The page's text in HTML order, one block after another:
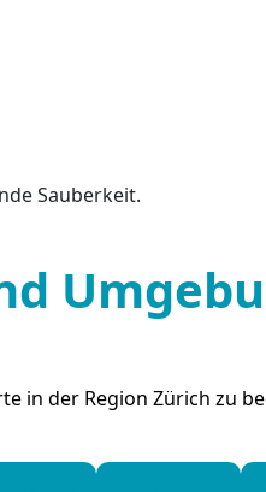
Sauberkeit.
in der Region Zürich zu